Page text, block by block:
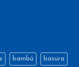
bambú basura